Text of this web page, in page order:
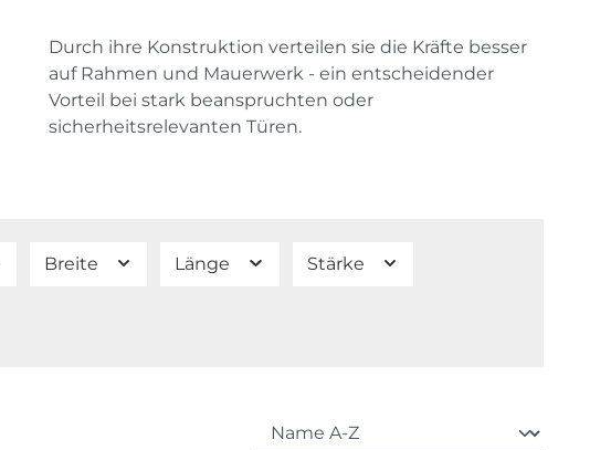
Durch ihre Konstruktion verteilen sie die Kräfte besser
auf Rahmen und Mauerwerk - ein entscheidender
Vorteil bei stark beanspruchten oder
sicherheitsrelevanten Türen.
Breite Länge Stärke